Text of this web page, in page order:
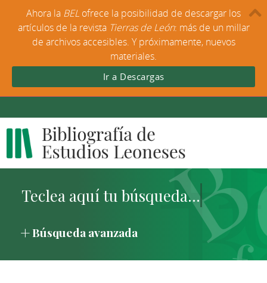
Búsqueda avanzada
Ahora la BEL ofrece la posibilidad de descargar los
artículos de la revista Tierras de León: más de un millar
de archivos accesibles. Y próximamente, nuevos
materiales.
Ir a Descargas